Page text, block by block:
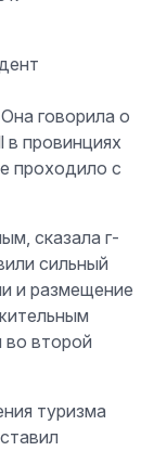
говорила о
в провинциях
проходило с
сказала г-
сильный
и размещение
во второй
туризма